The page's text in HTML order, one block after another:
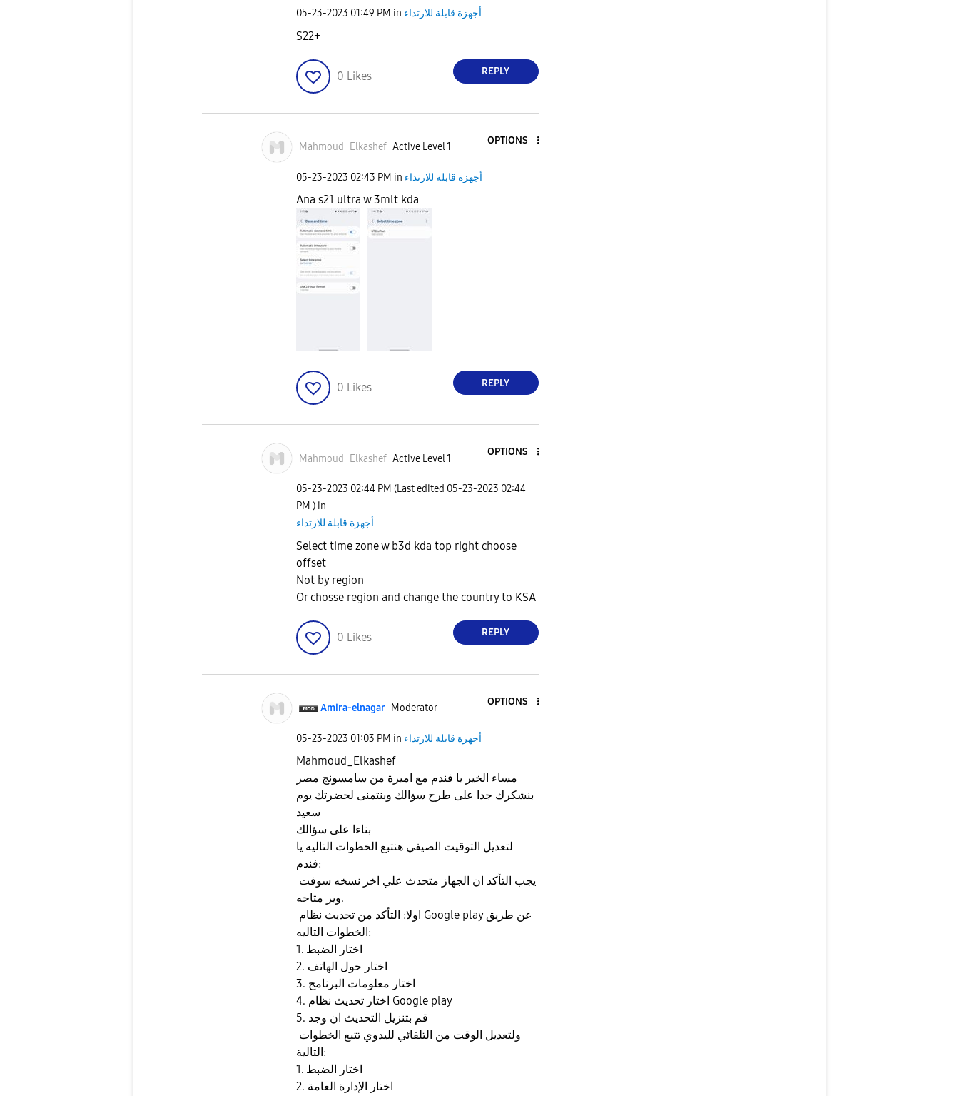
‎05-23-2023 01:49 PM in أجهزة قابلة للارتداء
S22+
0 Likes REPLY
Mahmoud_Elkashef Active Level 1
OPTIONS
‎05-23-2023 02:43 PM in أجهزة قابلة للارتداء
Ana s21 ultra w 3mlt kda
0 Likes REPLY
Mahmoud_Elkashef Active Level 1
OPTIONS
‎05-23-2023 02:44 PM (Last edited ‎05-23-2023 02:44
PM ) in
أجهزة قابلة للارتداء
Select time zone w b3d kda top right choose
offset
Not by region
Or chosse region and change the country to KSA
0 Likes REPLY
Amira-elnagar Moderator
OPTIONS
‎05-23-2023 01:03 PM in أجهزة قابلة للارتداء
Mahmoud_Elkashef
مساء الخير يا فندم مع اميرة من سامسونج مصر
بنشكرك جدا على طرح سؤالك وبنتمنى لحضرتك يوم
سعيد
بناءا على سؤالك
لتعديل التوقيت الصيفي هنتبع الخطوات التاليه يا
فندم:
وير متاحه.
الخطوات التاليه:
1. اختار الضبط
2. اختار حول الهاتف
3. اختار معلومات البرنامج
4. اختار تحديث نظام Google play
5. قم بتنزيل التحديث ان وجد
التالية:
1. اختار الضبط
2. اختار الإدارة العامة